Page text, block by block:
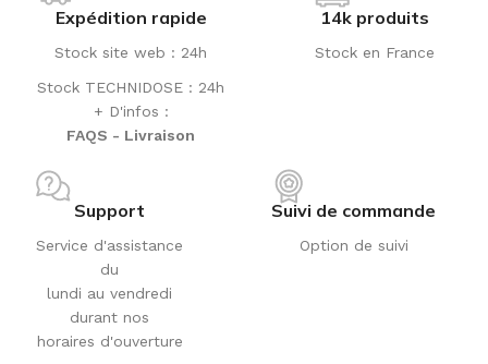
Expédition rapide
Stock site web : 24h
Stock TECHNIDOSE : 24h
+ D'infos :
FAQS - Livraison
14k produits
Stock en France
Support
Service d'assistance
du
lundi au vendredi
durant nos
horaires d'ouverture
Suivi de commande
Option de suivi